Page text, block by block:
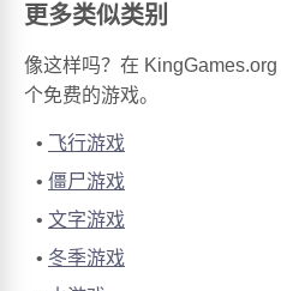
更多类似类别
像这样吗？在
个免费的游戏。
飞行游戏
僵尸游戏
文字游戏
冬季游戏